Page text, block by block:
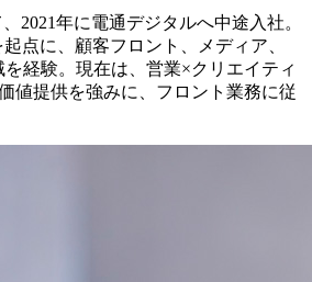
2021年に電通デジタルへ中途入社。
点に、顧客フロント、メディア、
経験。現在は、営業×クリエイティ
値提供を強みに、フロント業務に従